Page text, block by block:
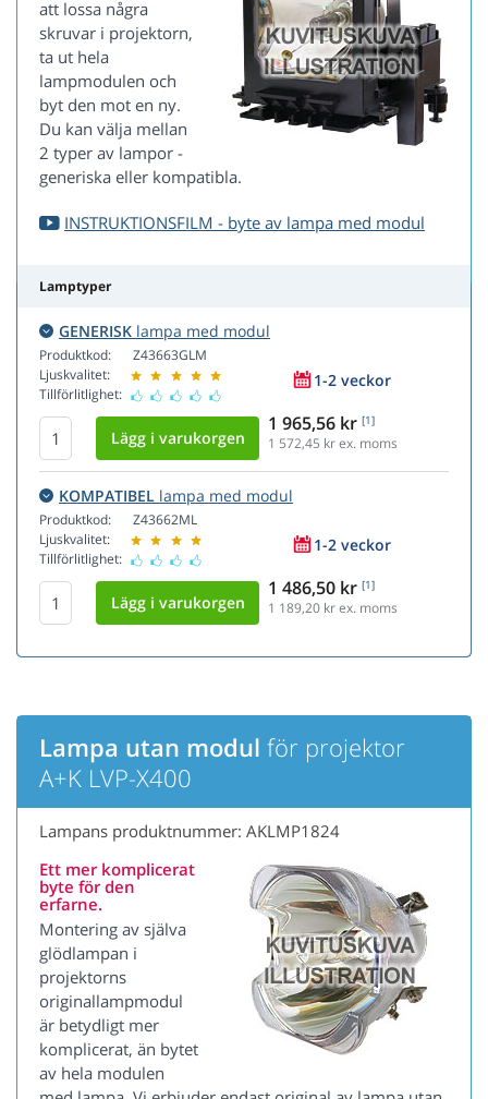
att lossa några
skruvar i projektorn,
ta ut hela
lampmodulen och
byt den mot en ny.
Du kan välja mellan
2 typer av lampor -
generiska eller kompatibla.
INSTRUKTIONSFILM - byte av lampa med modul
Lamptyper
GENERISK lampa med modul
Produktkod:
Ljuskvalitet:
Tillförlitlighet:
Z43663GLM
1-2 veckor
1 965,56 kr [1]
1 572,45 kr ex. moms
KOMPATIBEL lampa med modul
Produktkod:
Ljuskvalitet:
Tillförlitlighet:
Z43662ML
1-2 veckor
1 486,50 kr [1]
1 189,20 kr ex. moms
Lampa utan modul för projektor
A+K LVP-X400
Lampans produktnummer: AKLMP1824
Ett mer komplicerat
byte för den
erfarne.
Montering av själva
glödlampan i
projektorns
originallampmodul
är betydligt mer
komplicerat, än bytet
av hela modulen